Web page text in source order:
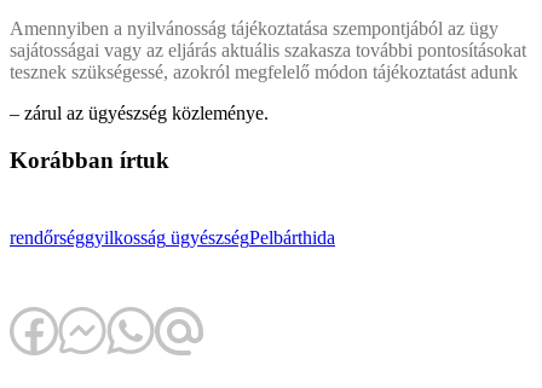
Amennyiben a nyilvánosság tájékoztatása szempontjából az ügy
sajátosságai vagy az eljárás aktuális szakasza további pontosításokat
tesznek szükségessé, azokról megfelelő módon tájékoztatást adunk
– zárul az ügyészség közleménye.
Korábban írtuk
rendőrséggyilkosság ügyészségPelbárthida